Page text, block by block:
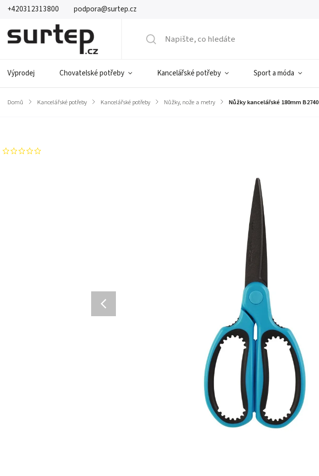
+420312313800 podpora@surtep.cz
Výprodej Chovatelské potřeby Kancelářské potřeby Sport a móda
Domů / Kancelářské potřeby / Kancelářské potřeby / Nůžky, nože a metry / Nůžky kancelářské 180mm B2740